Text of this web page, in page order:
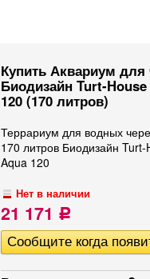
Купить Аквариум для
Биодизайн Turt-
120 (170 литров)
Террариум для водных
170 литров Биодизайн Turt-
Aqua 120
Нет в наличии
21 171 Р